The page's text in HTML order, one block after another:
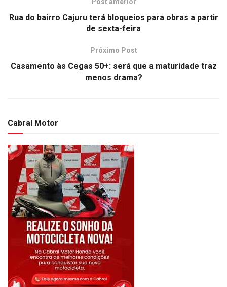
Rua do bairro Cajuru terá bloqueios para obras a partir
de sexta-feira
Próximo Post
Casamento às Cegas 50+: será que a maturidade traz
menos drama?
Cabral Motor